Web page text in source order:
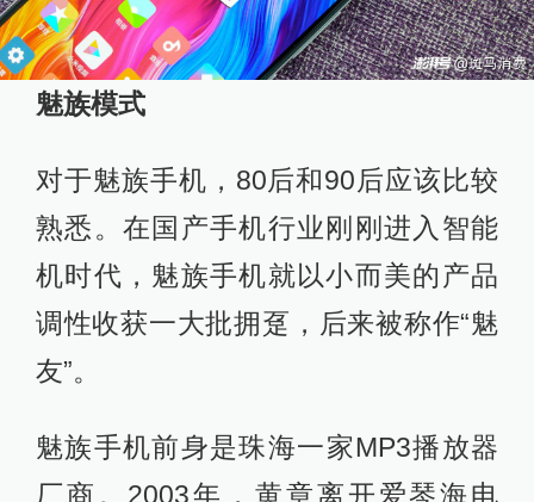
魅族模式
对于魅族手机，80后和90后应该比较
熟悉。在国产手机行业刚刚进入智能
机时代，魅族手机就以小而美的产品
调性收获一大批拥趸，后来被称作“魅
友”。
魅族手机前身是珠海一家MP3播放器
厂商。2003年，黄章离开爱琴海电